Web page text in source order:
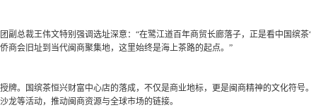
副总裁王伟文特别强调选址深意：“在鹭江道百年商贸长廊落子，正是看中国缤茶
商会旧址到当代闽商聚集地，这里始终是海上茶路的起点。”
牌。国缤茶恒兴财富中心店的落成，不仅是商业地标，更是闽商精神的文化符号
龙等活动，推动闽商资源与全球市场的链接。